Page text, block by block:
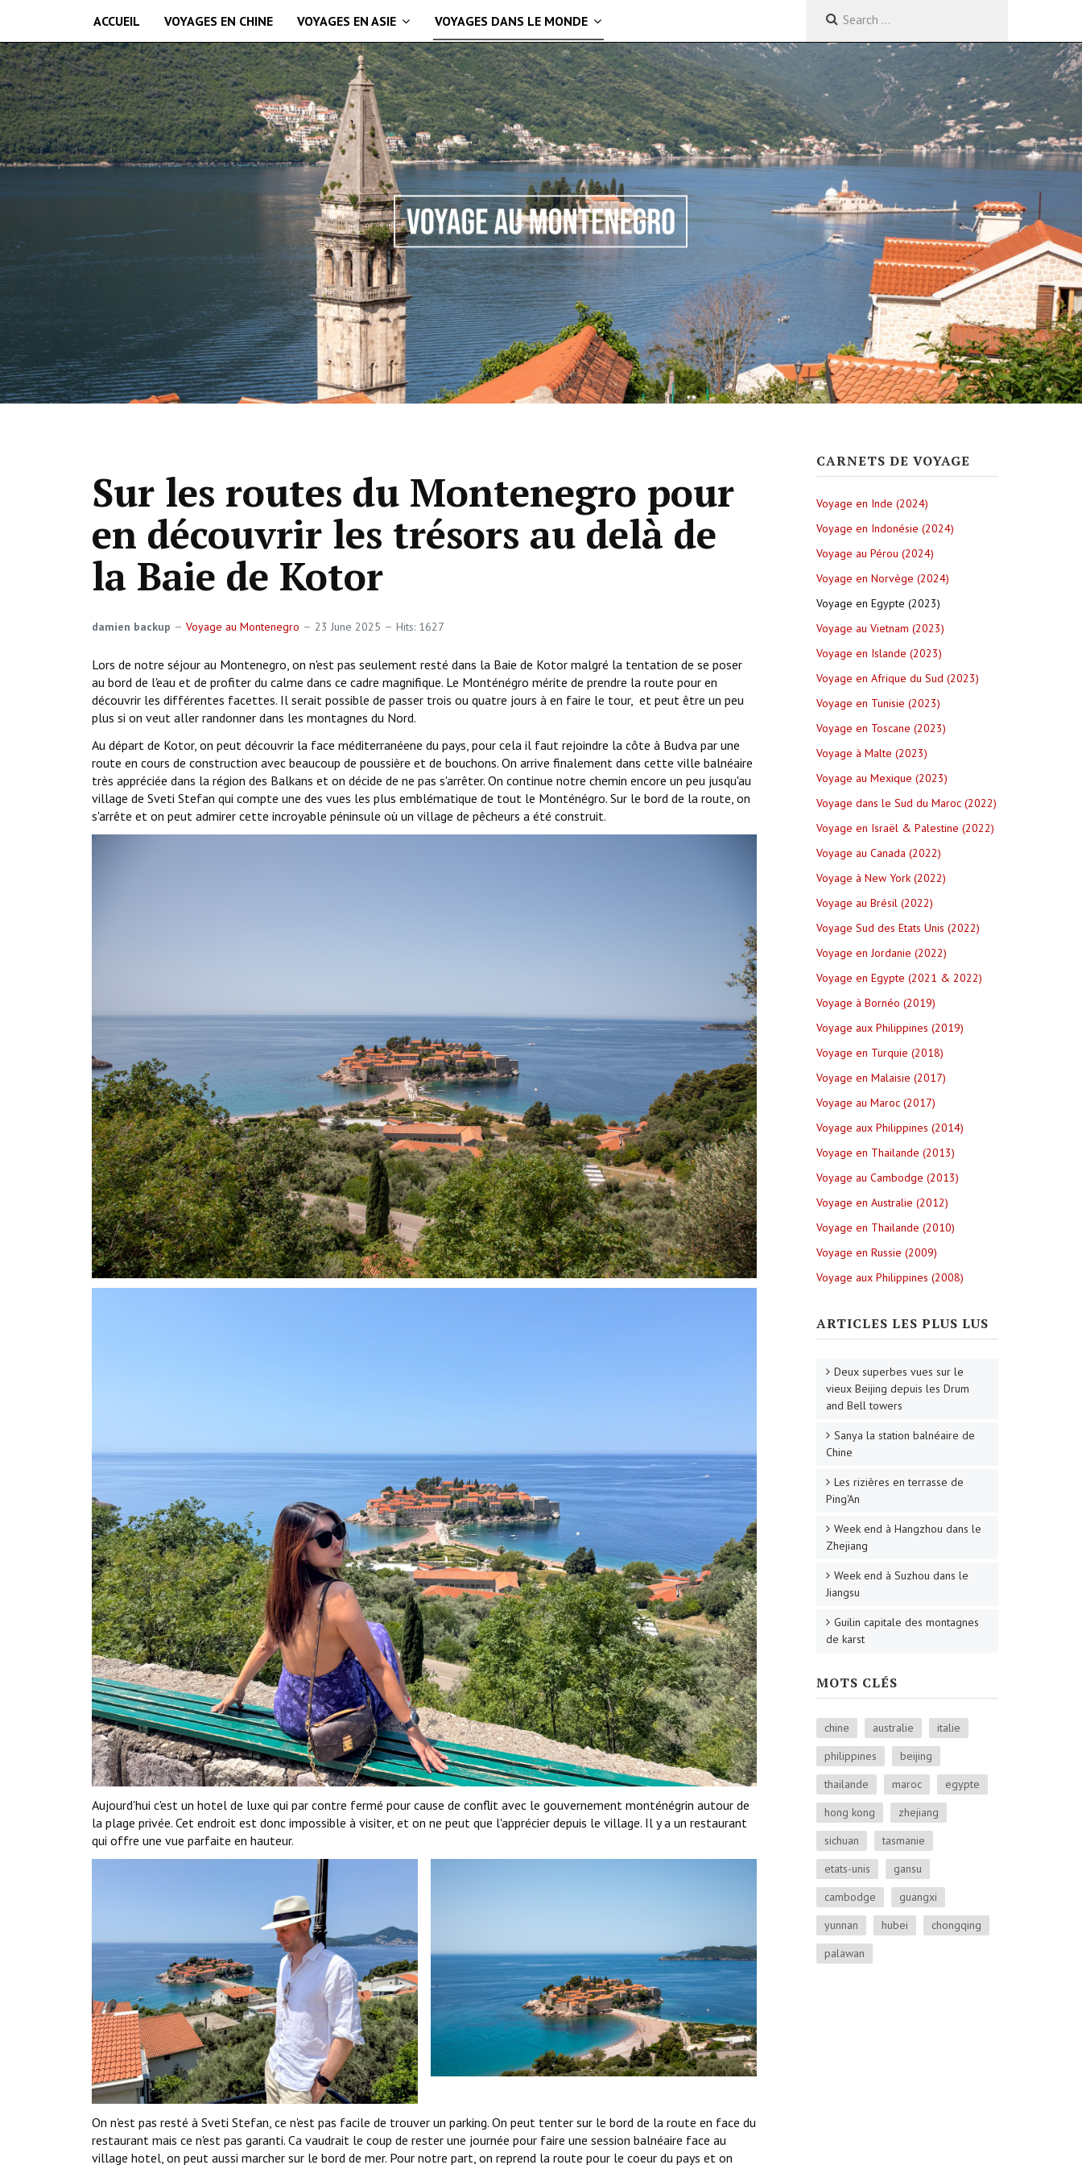
ACCUEIL VOYAGES EN CHINE VOYAGES EN ASIE VOYAGES DANS LE MONDE
Sur les routes du Montenegro pour
en découvrir les trésors au delà de
la Baie de Kotor
damien backup Voyage au Montenegro 23 June 2025 Hits: 1627
Lors de notre séjour au Montenegro, on n'est pas seulement resté dans la Baie de Kotor malgré la tentation de se poser
au bord de l'eau et de profiter du calme dans ce cadre magnifique. Le Monténégro mérite de prendre la route pour en
découvrir les différentes facettes. Il serait possible de passer trois ou quatre jours à en faire le tour, et peut être un peu
plus si on veut aller randonner dans les montagnes du Nord.
Au départ de Kotor, on peut découvrir la face méditerranéene du pays, pour cela il faut rejoindre la côte à Budva par une
route en cours de construction avec beaucoup de poussière et de bouchons. On arrive finalement dans cette ville balnéaire
très appréciée dans la région des Balkans et on décide de ne pas s'arrêter. On continue notre chemin encore un peu jusqu'au
village de Sveti Stefan qui compte une des vues les plus emblématique de tout le Monténégro. Sur le bord de la route, on
s'arrête et on peut admirer cette incroyable péninsule où un village de pêcheurs a été construit.
Aujourd'hui c'est un hotel de luxe qui par contre fermé pour cause de conflit avec le gouvernement monténégrin autour de
la plage privée. Cet endroit est donc impossible à visiter, et on ne peut que l'apprécier depuis le village. Il y a un restaurant
qui offre une vue parfaite en hauteur.
On n'est pas resté à Sveti Stefan, ce n'est pas facile de trouver un parking. On peut tenter sur le bord de la route en face du
restaurant mais ce n'est pas garanti. Ca vaudrait le coup de rester une journée pour faire une session balnéaire face au
village hotel, on peut aussi marcher sur le bord de mer. Pour notre part, on reprend la route pour le coeur du pays et on
CARNETS DE VOYAGE
Voyage en Inde (2024)
Voyage en Indonésie (2024)
Voyage au Pérou (2024)
Voyage en Norvège (2024)
Voyage en Egypte (2023)
Voyage au Vietnam (2023)
Voyage en Islande (2023)
Voyage en Afrique du Sud (2023)
Voyage en Tunisie (2023)
Voyage en Toscane (2023)
Voyage à Malte (2023)
Voyage au Mexique (2023)
Voyage dans le Sud du Maroc (2022)
Voyage en Israël & Palestine (2022)
Voyage au Canada (2022)
Voyage à New York (2022)
Voyage au Brésil (2022)
Voyage Sud des Etats Unis (2022)
Voyage en Jordanie (2022)
Voyage en Egypte (2021 & 2022)
Voyage à Bornéo (2019)
Voyage aux Philippines (2019)
Voyage en Turquie (2018)
Voyage en Malaisie (2017)
Voyage au Maroc (2017)
Voyage aux Philippines (2014)
Voyage en Thailande (2013)
Voyage au Cambodge (2013)
Voyage en Australie (2012)
Voyage en Thailande (2010)
Voyage en Russie (2009)
Voyage aux Philippines (2008)
ARTICLES LES PLUS LUS
Deux superbes vues sur le
vieux Beijing depuis les Drum
and Bell towers
Sanya la station balnéaire de
Chine
Les rizières en terrasse de
Ping'An
Week end à Hangzhou dans le
Zhejiang
Week end à Suzhou dans le
Jiangsu
Guilin capitale des montagnes
de karst
MOTS CLÉS
chine australie
italie
philippines
beijing
thailande
maroc
egypte
hong kong
zhejiang
sichuan
tasmanie
etats-unis
gansu
cambodge
guangxi
yunnan
hubei
chongqing
palawan